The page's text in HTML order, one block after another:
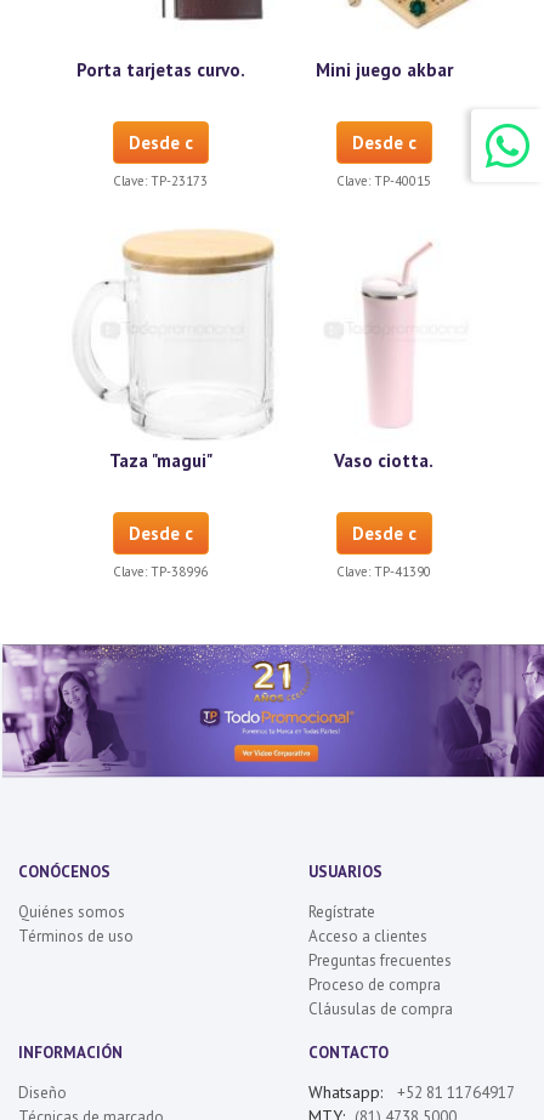
Porta tarjetas curvo.
Desde c
Clave: TP-23173
Mini juego akbar
Desde c
Clave: TP-40015
Taza "magui"
Desde c
Clave: TP-38996
Vaso ciotta.
Desde c
Clave: TP-41390
CONÓCENOS
Quiénes somos
Términos de uso
USUARIOS
Regístrate
Acceso a clientes
Preguntas frecuentes
Proceso de compra
Cláusulas de compra
INFORMACIÓN
Diseño
CONTACTO
Whatsapp: +52 81 11764917